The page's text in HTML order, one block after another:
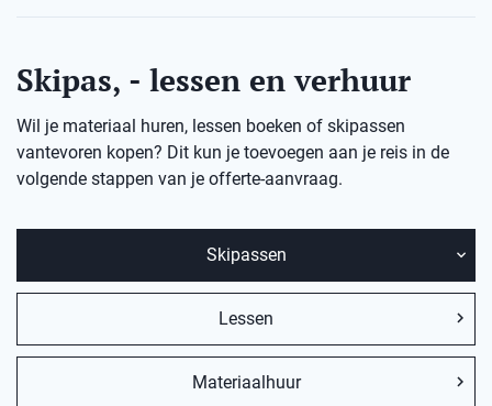
Skipas, - lessen en verhuur
Wil je materiaal huren, lessen boeken of skipassen
vantevoren kopen? Dit kun je toevoegen aan je reis in de
volgende stappen van je offerte-aanvraag.
Skipassen
Lessen
Materiaalhuur